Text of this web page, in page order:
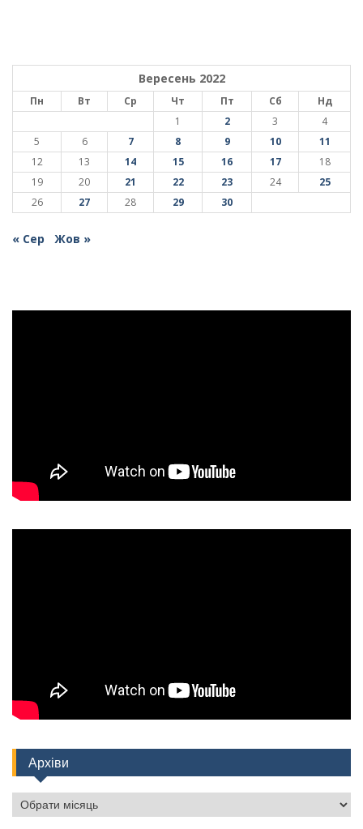
Вересень 2022
Пн Вт Ср Чт Пт Сб
Нд
1
2 3
4
5
6 7 8 9 10
11
12
13 14 15 16 17
18
19
20 21 22 23 24
25
26
27 28 29 30
« Сер Жов »
Архіви
Архіви